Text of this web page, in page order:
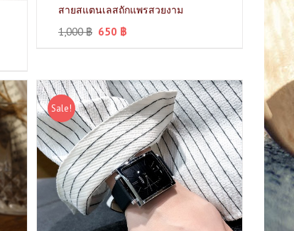
สายสแตนเลสถักแพรสวยงาม
1,000฿ 650 ฿
Sale!